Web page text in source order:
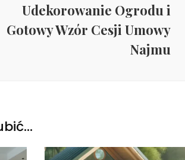
Udekorowanie Ogrodu i
Gotowy Wzór Cesji Umowy
Najmu